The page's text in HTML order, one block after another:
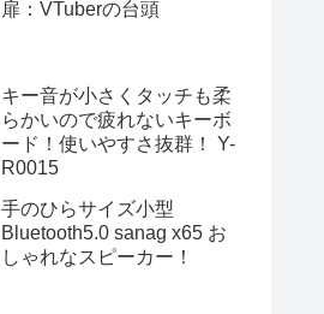
扉：VTuberの台頭
キー音が小さくタッチも柔
らかいので疲れないキーボ
ード！使いやすさ抜群！ Y-
R0015
手のひらサイズ小型
Bluetooth5.0 sanag x65 お
しゃれなスピーカー！